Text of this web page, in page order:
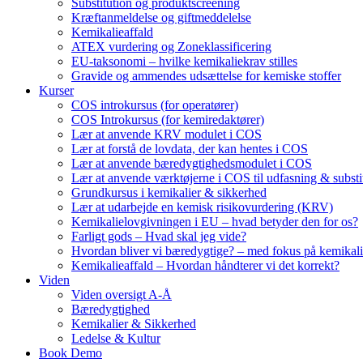
Substitution og produktscreening
Kræftanmeldelse og giftmeddelelse
Kemikalieaffald
ATEX vurdering og Zoneklassificering
EU-taksonomi – hvilke kemikaliekrav stilles
Gravide og ammendes udsættelse for kemiske stoffer
Kurser
COS introkursus (for operatører)
COS Introkursus (for kemiredaktører)
Lær at anvende KRV modulet i COS
Lær at forstå de lovdata, der kan hentes i COS
Lær at anvende bæredygtighedsmodulet i COS
Lær at anvende værktøjerne i COS til udfasning &
Grundkursus i kemikalier & sikkerhed
Lær at udarbejde en kemisk risikovurdering (KRV)
Kemikalielovgivningen i EU – hvad betyder den for os?
Farligt gods – Hvad skal jeg vide?
Hvordan bliver vi bæredygtige? – med fokus på
Kemikalieaffald – Hvordan håndterer vi det korrekt?
Viden
Viden oversigt A-Å
Bæredygtighed
Kemikalier & Sikkerhed
Ledelse & Kultur
Book Demo